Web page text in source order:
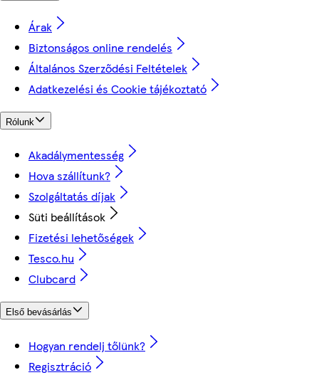
Árak
Biztonságos online rendelés
Általános Szerződési Feltételek
Adatkezelési és Cookie tájékoztató
Rólunk
Akadálymentesség
Hova szállítunk?
Szolgáltatás díjak
Süti beállítások
Fizetési lehetőségek
Tesco.hu
Clubcard
Első bevásárlás
Hogyan rendelj tőlünk?
Regisztráció